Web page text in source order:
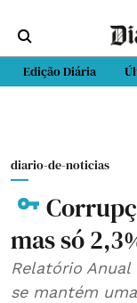
Edição Diária
diario-de-noticias
mas só
Relatório Anual
se mantém